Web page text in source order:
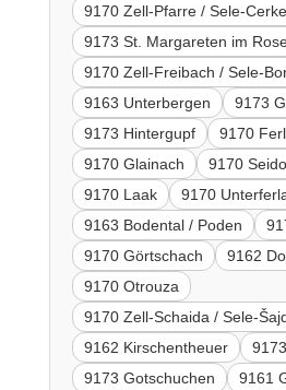
9170 Zell-Pfarre / Sele-
9173 St. Margareten im
9170 Zell-Freibach / Sele-
9163 Unterbergen
9173
9173 Hintergupf
9170
9170 Glainach
9170
9170 Laak
9170
9163 Bodental / Poden
9170 Görtschach
9162
9170 Otrouza
9170 Zell-Schaida / Sele-
9162 Kirschentheuer
9173 Gotschuchen
9161